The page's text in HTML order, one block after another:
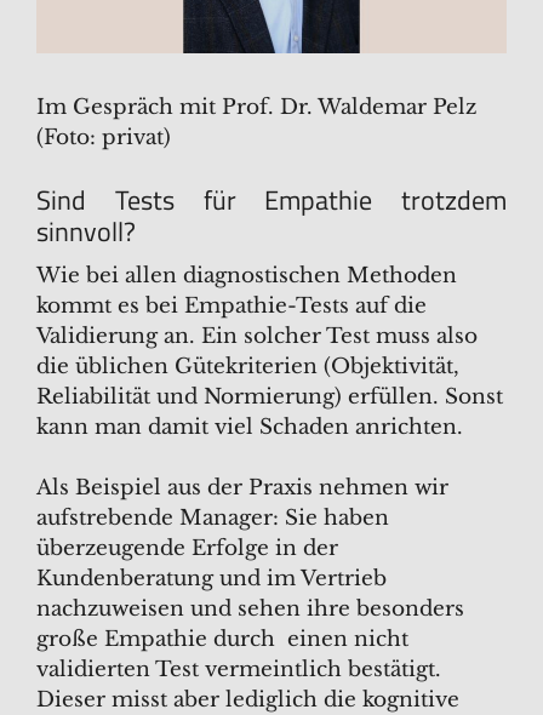
Im Gespräch mit Prof. Dr. Waldemar Pelz
(Foto: privat)
Sind Tests für Empathie trotzdem
sinnvoll?
Wie bei allen diagnostischen Methoden
kommt es bei Empathie-Tests auf die
Validierung an. Ein solcher Test muss also
die üblichen Gütekriterien (Objektivität,
Reliabilität und Normierung) erfüllen. Sonst
kann man damit viel Schaden anrichten.
Als Beispiel aus der Praxis nehmen wir
aufstrebende Manager: Sie haben
überzeugende Erfolge in der
Kundenberatung und im Vertrieb
nachzuweisen und sehen ihre besonders
große Empathie durch einen nicht
validierten Test vermeintlich bestätigt.
Dieser misst aber lediglich die kognitive